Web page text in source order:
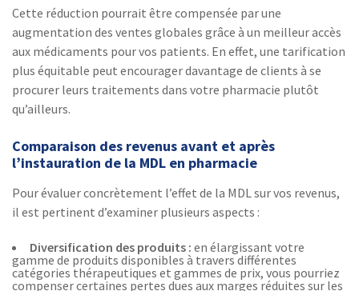
Cette réduction pourrait être compensée par une
augmentation des ventes globales grâce à un meilleur accès
aux médicaments pour vos patients. En effet, une tarification
plus équitable peut encourager davantage de clients à se
procurer leurs traitements dans votre pharmacie plutôt
qu’ailleurs.
Comparaison des revenus avant et après
l’instauration de la MDL en pharmacie
Pour évaluer concrètement l’effet de la MDL sur vos revenus,
il est pertinent d’examiner plusieurs aspects :
Diversification des produits : en élargissant votre
gamme de produits disponibles à travers différentes
catégories thérapeutiques et gammes de prix, vous pourriez
compenser certaines pertes dues aux marges réduites sur les